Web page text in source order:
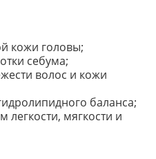
кожи головы;
себума;
волос и кожи
баланса;
легкости, мягкости и